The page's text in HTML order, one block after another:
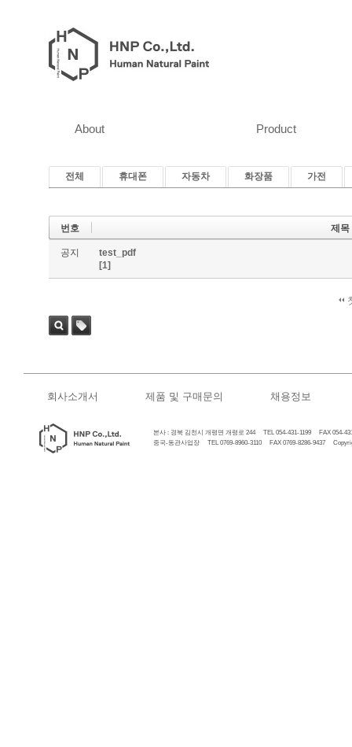
About Product
전체 휴대폰 자동차 화장품 가전
번호 제목
공지
test_pdf
[1]
회사소개서 제품 및 구매문의 채용정보
본사 : 경북 김천시 개령면 개령로 244 TEL 054-431-1199 FAX 054-
중국-동관사업장 TEL 0769-8960-3110 FAX 0769-8286-9437